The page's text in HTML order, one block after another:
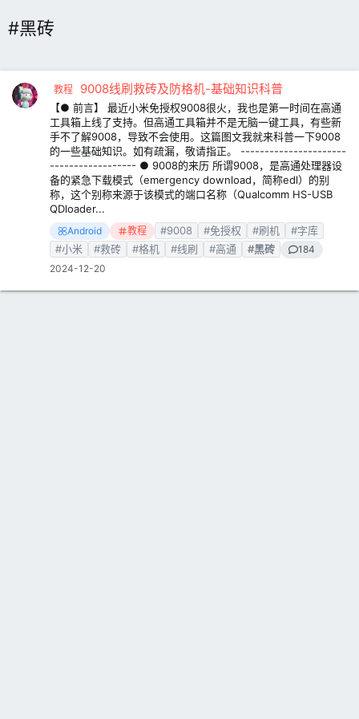
#黑砖
教程 9008线刷救砖及防格机-基础知识科普
【● 前言】 最近小米免授权9008很火，我也是第一时间在高通
工具箱上线了支持。但高通工具箱并不是无脑一键工具，有些新
手不了解9008，导致不会使用。这篇图文我就来科普一下9008
的一些基础知识。如有疏漏，敬请指正。 ----------------------
------------------ ● 9008的来历 所谓9008，是高通处理器设
备的紧急下载模式（emergency download，简称edl）的别
称，这个别称来源于该模式的端口名称（Qualcomm HS-USB
QDloader...
Android 教程 #9008 #免授权 #刷机
#字库
#小米
#救砖 #格机 #线刷 #高通 #黑砖
184
2024-12-20